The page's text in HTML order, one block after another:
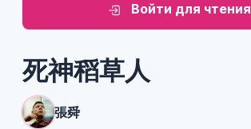
Войти для чтения
死神稻草人
張舜